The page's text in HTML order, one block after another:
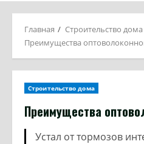
Главная
Строительство дома
Преимущества
Строительство дома
Преимущества
Устал от тормозов